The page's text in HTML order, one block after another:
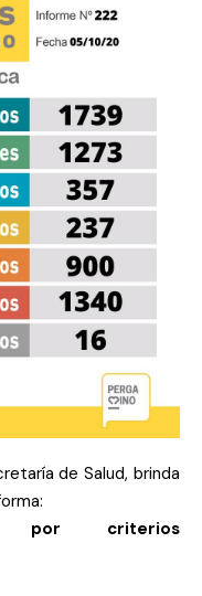
de Salud, brinda
por criterios